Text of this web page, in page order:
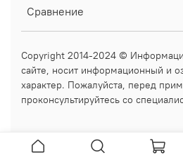
Сравнение
Copyright 2014-2024 ©
сайте, носит информационный и
характер. Пожалуйста, перед
проконсультируйтесь со